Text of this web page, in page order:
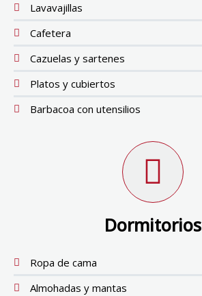
Lavavajillas
Cafetera
Cazuelas y sartenes
Platos y cubiertos
Barbacoa con utensilios
Dormitorios
Ropa de cama
Almohadas y mantas